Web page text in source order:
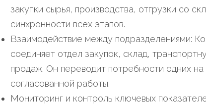
закупки сырья, производства, отгрузки со
синхронности всех этапов.
Взаимодействие между подразделениями:
соединяет отдел закупок, склад,
продаж. Он переводит потребности одних на
согласованной работы.
Мониторинг и контроль ключевых